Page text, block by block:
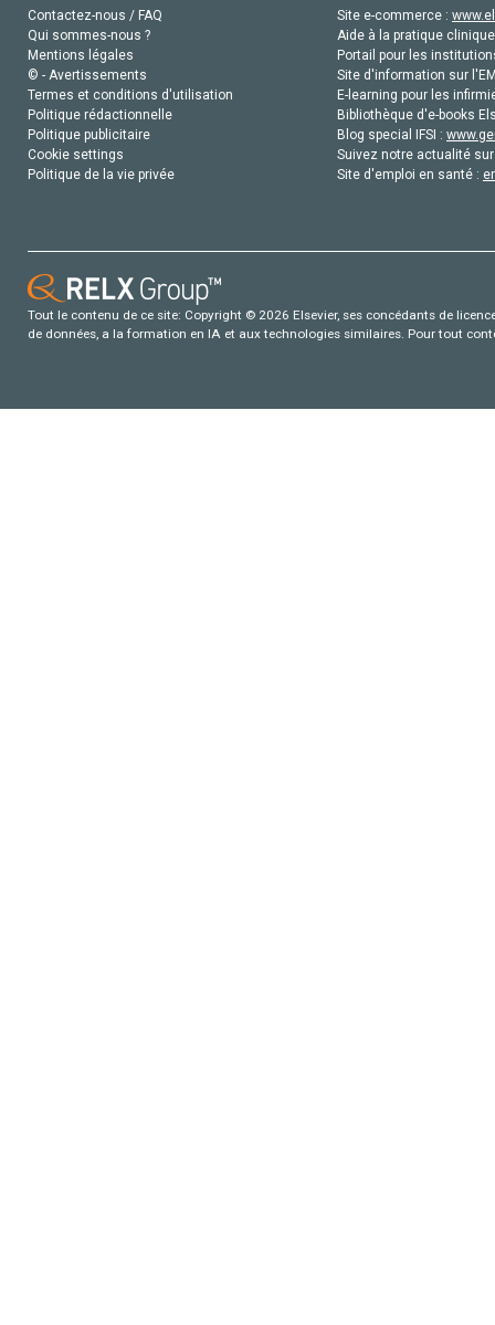
Contactez-nous / FAQ
Qui sommes-nous ?
Mentions légales
© - Avertissements
Termes et conditions d'utilisation
Politique rédactionnelle
Politique publicitaire
Cookie settings
Politique de la vie privée
Site e-commerce :
Aide à la pratique
Portail pour les
Site d'information sur
E-learning pour les
Bibliothèque d'e-books
Blog special IFSI :
Suivez notre actualité
Site d'emploi en santé :
Tout le contenu de ce site: Copyright © 2026 Elsevier, ses concédants de
de données, a la formation en IA et aux technologies similaires. Pour tout